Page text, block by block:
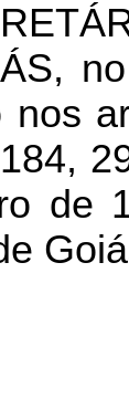
nos
de